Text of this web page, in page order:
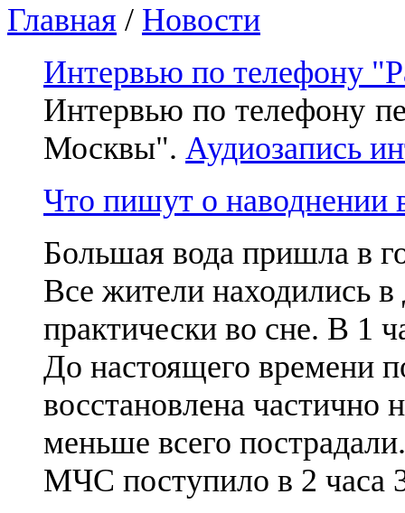
Главная / Новости
Интервью по телефону
Интервью по телефону
Москвы". Аудиозапись
Что пишут о
Большая вода пришла в
Все жители находились
практически во сне. В 1
До настоящего времени
восстановлена частично
меньше всего
МЧС поступило в 2 часа